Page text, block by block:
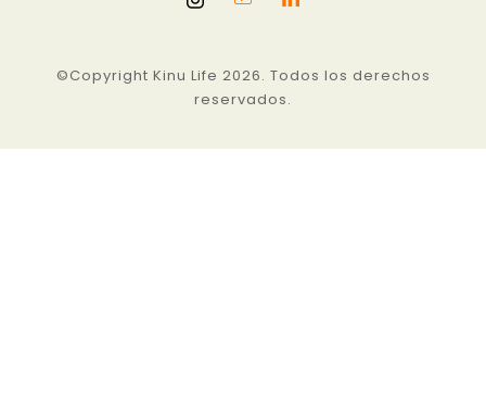
©Copyright Kinu Life 2026. Todos los derechos
reservados.